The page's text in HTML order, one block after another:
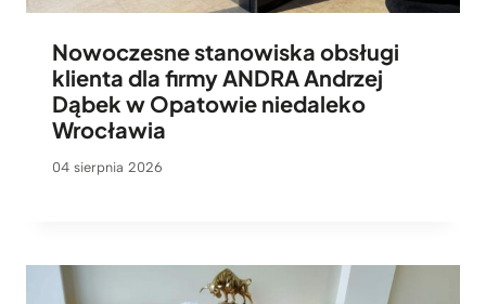
Nowoczesne stanowiska obsługi
klienta dla firmy ANDRA Andrzej
Dąbek w Opatowie niedaleko
Wrocławia
04 sierpnia 2026